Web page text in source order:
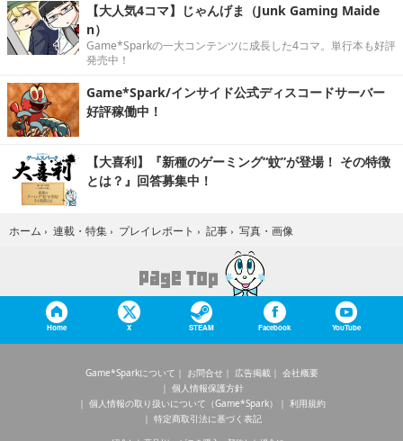
【大人気4コマ】じゃんげま（Junk Gaming Maide
n）
Game*Sparkの一大コンテンツに成長した4コマ。単行本も好評
発売中！
Game*Spark/インサイド公式ディスコードサーバー
好評稼働中！
【大喜利】『新種のゲーミング“蚊”が登場！ その特徴
とは？』回答募集中！
ホーム › 連載・特集 › プレイレポート › 記事 › 写真・画像
Home X STEAM Facebook YouTube
Game*Sparkについて お問合せ 広告掲載
会社概要
個人情報保護方針
個人情報の取り扱いについて（Game*Spark）
利用規約
特定商取引法に基づく表記